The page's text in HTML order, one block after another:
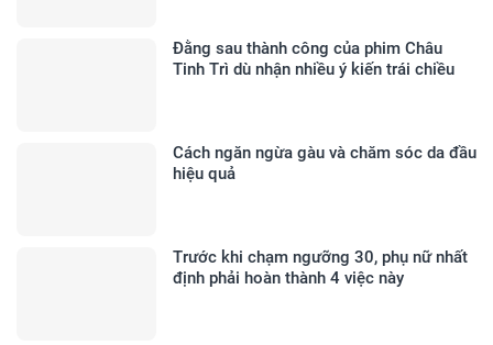
Đằng sau thành công của phim Châu
Tinh Trì dù nhận nhiều ý kiến trái chiều
Cách ngăn ngừa gàu và chăm sóc da đầu
hiệu quả
Trước khi chạm ngưỡng 30, phụ nữ nhất
định phải hoàn thành 4 việc này